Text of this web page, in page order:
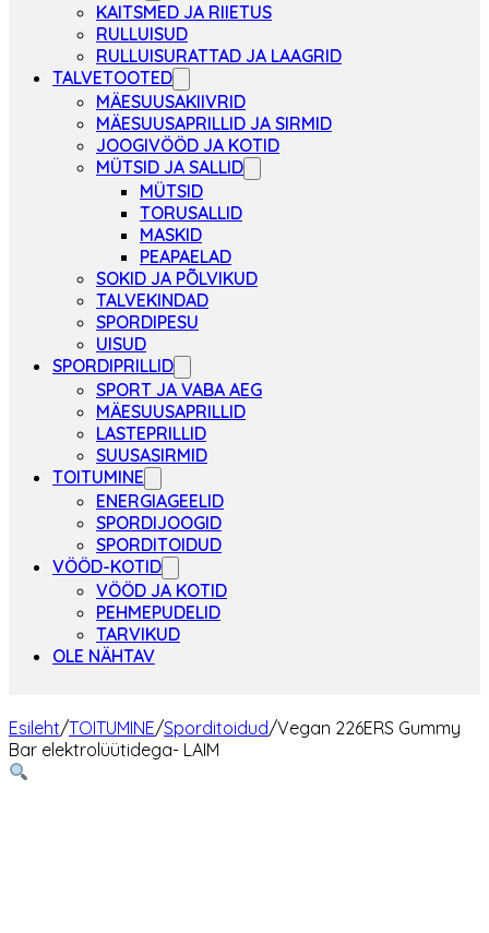
KAITSMED JA RIIETUS
RULLUISUD
RULLUISURATTAD JA LAAGRID
TALVETOOTED
MÄESUUSAKIIVRID
MÄESUUSAPRILLID JA SIRMID
JOOGIVÖÖD JA KOTID
MÜTSID JA SALLID
MÜTSID
TORUSALLID
MASKID
PEAPAELAD
SOKID JA PÕLVIKUD
TALVEKINDAD
SPORDIPESU
UISUD
SPORDIPRILLID
SPORT JA VABA AEG
MÄESUUSAPRILLID
LASTEPRILLID
SUUSASIRMID
TOITUMINE
ENERGIAGEELID
SPORDIJOOGID
SPORDITOIDUD
VÖÖD-KOTID
VÖÖD JA KOTID
PEHMEPUDELID
TARVIKUD
OLE NÄHTAV
Esileht/TOITUMINE/Sporditoidud/Vegan 226ERS Gummy
Bar elektrolüütidega- LAIM